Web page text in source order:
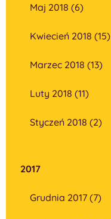
Maj 2018 (6)
Kwiecień 2018 (15)
Marzec 2018 (13)
Luty 2018 (11)
Styczeń 2018 (2)
2017
Grudnia 2017 (7)